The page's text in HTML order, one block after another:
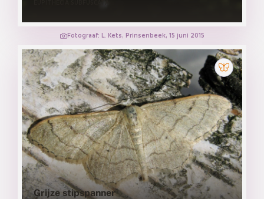
Fotograaf: L. Kets, Prinsenbeek, 15 juni 2015
Grijze stipspanner